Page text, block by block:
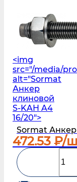
<img
src="/media/
alt="Sormat
Анкер
клиновой
S‑KAH A4
16/20">
Sormat Анкер
472.53 ₽/